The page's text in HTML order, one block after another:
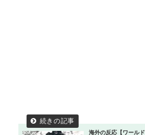
海外の反応【ワール